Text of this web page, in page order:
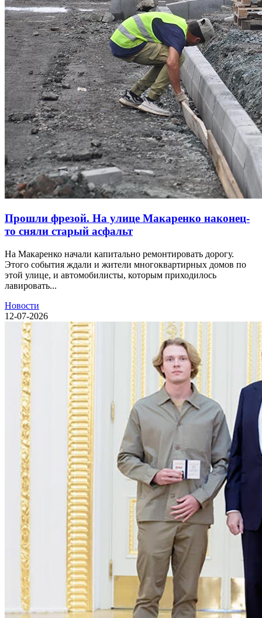
Прошли фрезой. На улице Макаренко наконец-
то сняли старый асфальт
На Макаренко начали капитально ремонтировать дорогу.
Этого события ждали и жители многоквартирных домов по
этой улице, и автомобилисты, которым приходилось
лавировать...
Новости
12-07-2026